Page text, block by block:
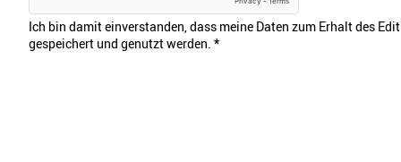
Ich bin damit einverstanden, dass meine Daten zum Erhalt des
gespeichert und genutzt werden. *